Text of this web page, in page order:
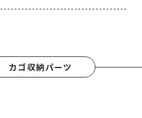
カゴ収納パーツ